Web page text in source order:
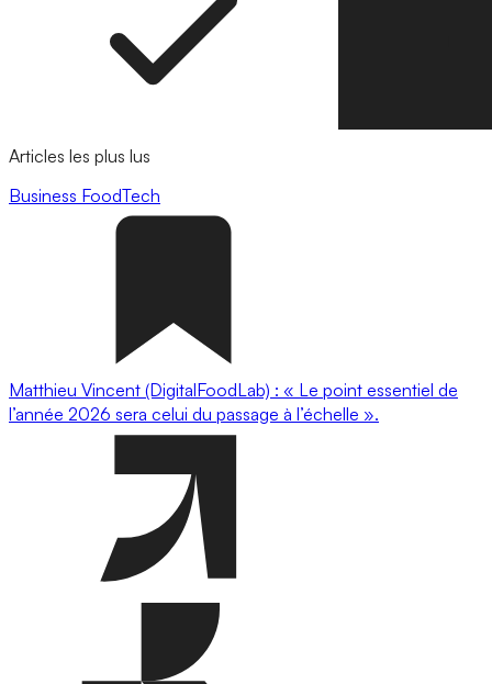
Articles les plus lus
Business FoodTech
Matthieu Vincent (DigitalFoodLab) : « Le point essentiel de
l’année 2026 sera celui du passage à l’échelle ».